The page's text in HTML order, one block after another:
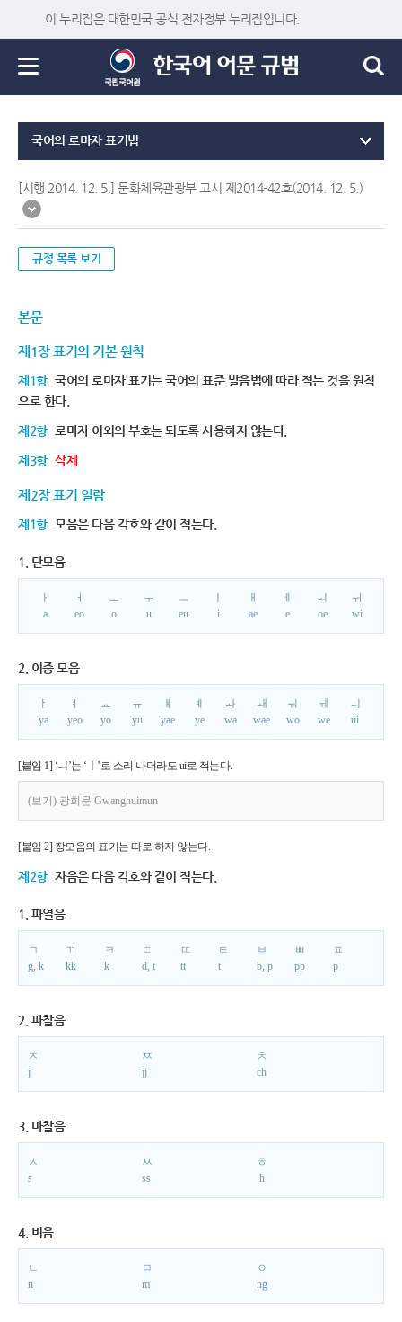
이 누리집은 대한민국 공식 전자정부 누리집입니다.
국어의 로마자 표기법
[시행 2014. 12. 5.] 문화체육관광부 고시 제2014-42호(2014. 12. 5.)
규정 목록 보기
본문
제1장 표기의 기본 원칙
제1항 국어의 로마자 표기는 국어의 표준 발음법에 따라 적는 것을 원칙
으로 한다.
제2항 로마자 이외의 부호는 되도록 사용하지 않는다.
제3항 삭제
제2장 표기 일람
제1항 모음은 다음 각호와 같이 적는다.
1. 단모음
ㅏ
a
ㅓ
eo
ㅗ
o
ㅜ
u
ㅡ
eu
i
ㅐ
ae
ㅔ
e
ㅚ
oe
ㅟ
wi
2. 이중 모음
ㅑ
ya
ㅕ
yeo
ㅛ
yo
ㅠ
yu
ㅒ
yae
ㅖ
ye
ㅘ
wa
ㅙ
wae
ㅝ
wo
ㅞ
we
ㅢ
ui
[붙임 1] ‘ㅢ’는 ‘ㅣ’로 소리 나더라도 ui로 적는다.
(보기) 광희문 Gwanghuimun
[붙임 2] 장모음의 표기는 따로 하지 않는다.
제2항 자음은 다음 각호와 같이 적는다.
1. 파열음
ㄱ
g, k
ㄲ
kk
ㅋ
k
ㄷ
d, t
ㄸ
tt
ㅌ
t
ㅂ
b, p
ㅃ
pp
ㅍ
p
2. 파찰음
ㅈ
j
ㅉ
jj
ㅊ
ch
3. 마찰음
ㅅ
s
ㅆ
ss
ㅎ
h
4. 비음
ㄴ
n
ㅁ
m
ㅇ
ng